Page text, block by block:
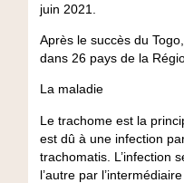
juin 2021.
Après le succès du
dans 26 pays de la
La maladie
Le trachome est la
est dû à une infection
trachomatis. L’infection
l’autre par